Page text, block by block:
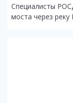
Специалисты
моста через реку